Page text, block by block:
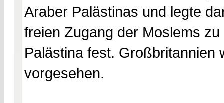
Araber Palästinas und legte
freien Zugang der Moslems
Palästina fest. Großbritannien
vorgesehen.